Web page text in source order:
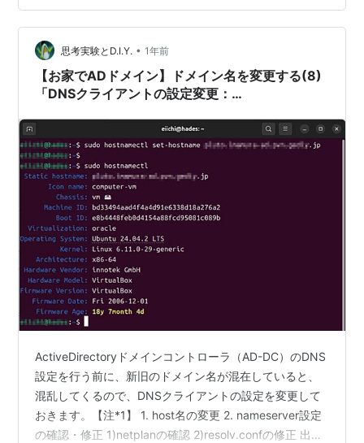
部分を修正します…
思考実験とD.I.Y. • 1年前
【お家でADドメイン】ドメイン名を変更する(8)
「DNSクライアントの設定変更：
ActiveDirectoryドメインコントローラ（AD-DC）のDNS
設定を行う前に、新旧のドメイン名が混在していると、
混乱してくるので、DNSクライアントの設定を変更して
おきます。【注*1】 1. host名の変更 2. nameserver設定
の確認・修正 1)netplanの確認 2)resolv.confの修正 出